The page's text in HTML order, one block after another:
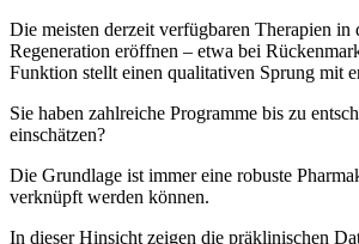
Die meisten derzeit verfügbaren Therapien
Regeneration eröffnen – etwa bei
Funktion stellt einen qualitativen Sprung mit
Sie haben zahlreiche Programme bis zu
einschätzen?
Die Grundlage ist immer eine robuste
verknüpft werden können.
In dieser Hinsicht zeigen die präklinischen